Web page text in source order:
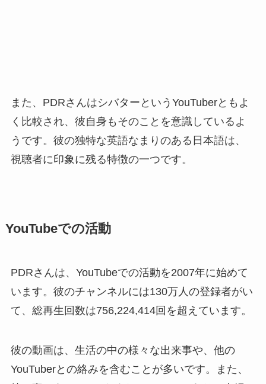
また、PDRさんはシバターというYouTuberともよ
く比較され、彼自身もそのことを意識しているよ
うです。彼の独特な英語なまりのある日本語は、
視聴者に印象に残る特徴の一つです。
YouTubeでの活動
PDRさんは、YouTubeでの活動を2007年に始めて
います。彼のチャンネルには130万人の登録者がい
て、総再生回数は756,224,414回を超えています。
彼の動画は、生活の中の様々な出来事や、他の
YouTuberとの絡みを含むことが多いです。また、